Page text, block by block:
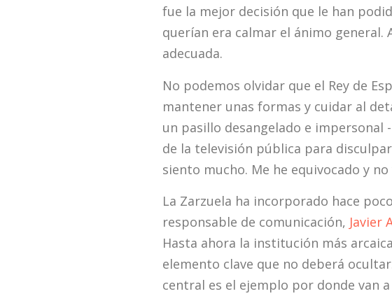
fue la mejor decisión que le han
querían era calmar el ánimo
adecuada.
No podemos olvidar que el Rey de
mantener unas formas y cuidar al
un pasillo desangelado e
de la televisión pública para
siento mucho. Me he equivocado y
La Zarzuela ha incorporado hace
responsable de comunicación, Javier
Hasta ahora la institución más
elemento clave que no deberá
central es el ejemplo por donde van